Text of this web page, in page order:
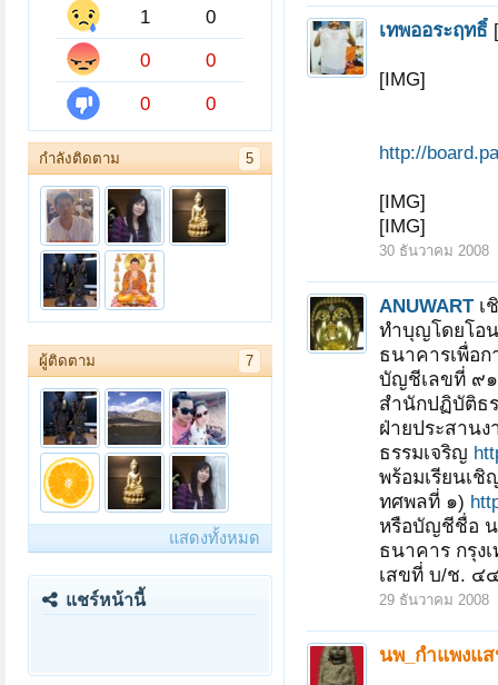
1
0
0
0
0
0
กำลังติดตาม 5
ผู้ติดตาม 7
แสดงทั้งหมด
แชร์หน้านี้
เทพออระฤทธิ์
[IMG]
http://
[IMG]
[IMG]
30 ธันวาคม 2008
ANUWART เ
ทำบุญโดยโอ
ธนาคารเพื่อ
บัญชีเลขที่ ๙
สำนักปฏิบัติธ
ฝ่ายประสาน
ธรรมเจริญ
พร้อมเรียนเ
ทศพลที่ ๑)
หรือบัญชีชื่อ น
ธนาคาร กรุง
เสขที่ บ/ช. ๔
29 ธันวาคม 2008
นพ_กำแพงแ